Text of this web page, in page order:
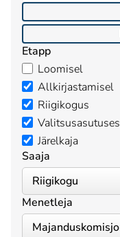
Etapp
Loomisel
Allkirjastamisel
Riigikogus
Valitsusasutuses
Järelkaja
Saaja
Menetleja